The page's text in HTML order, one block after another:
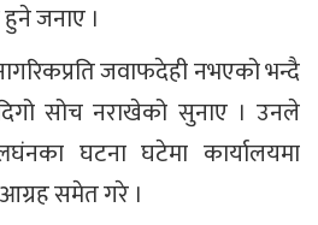
जनाए ।
जवाफदेही नभएको भन्दै
सोच नराखेको सुनाए । उनले
घटना घटेमा कार्यालयमा
समेत गरे ।